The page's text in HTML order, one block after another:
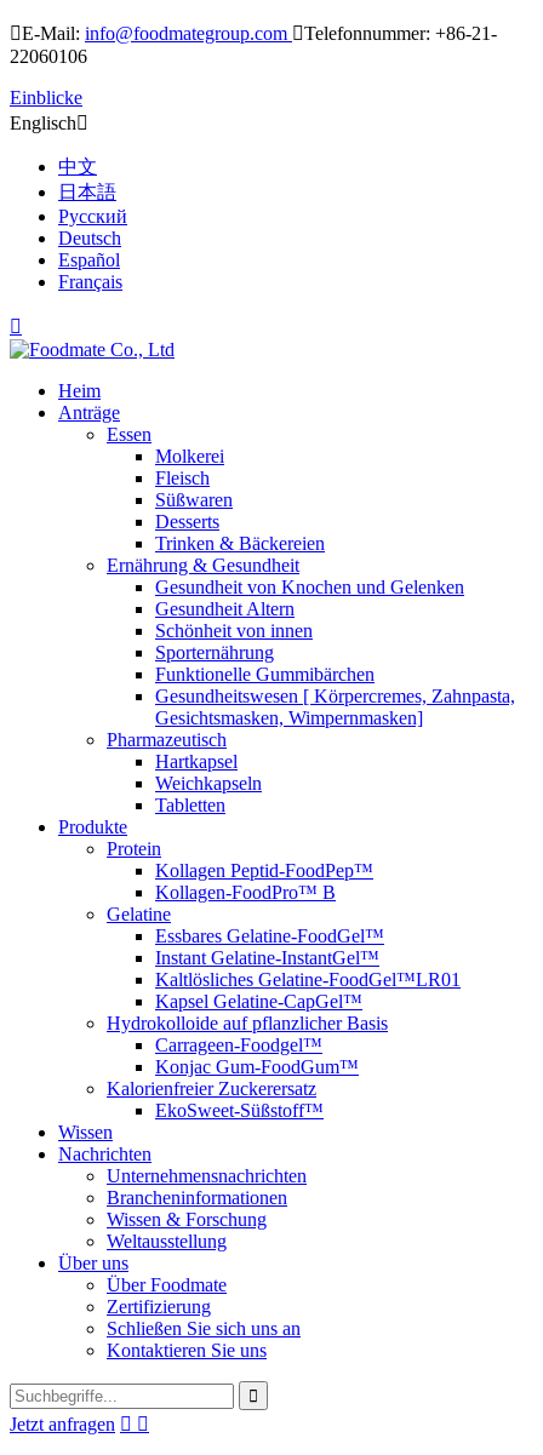
E-Mail: info@foodmategroup.com Telefonnummer: +86-21-
22060106
Einblicke
Englisch
中文
日本語
Русский
Deutsch
Español
Français

Heim
Anträge
Essen
Molkerei
Fleisch
Süßwaren
Desserts
Trinken & Bäckereien
Ernährung & Gesundheit
Gesundheit von Knochen und Gelenken
Gesundheit Altern
Schönheit von innen
Sporternährung
Funktionelle Gummibärchen
Gesundheitswesen [ Körpercremes, Zahnpasta,
Gesichtsmasken, Wimpernmasken]
Pharmazeutisch
Hartkapsel
Weichkapseln
Tabletten
Produkte
Protein
Kollagen Peptid-FoodPep™
Kollagen-FoodPro™ B
Gelatine
Essbares Gelatine-FoodGel™
Instant Gelatine-InstantGel™
Kaltlösliches Gelatine-FoodGel™LR01
Kapsel Gelatine-CapGel™
Hydrokolloide auf pflanzlicher Basis
Carrageen-Foodgel™
Konjac Gum-FoodGum™
Kalorienfreier Zuckerersatz
EkoSweet-Süßstoff™
Wissen
Nachrichten
Unternehmensnachrichten
Brancheninformationen
Wissen & Forschung
Weltausstellung
Über uns
Über Foodmate
Zertifizierung
Schließen Sie sich uns an
Kontaktieren Sie uns
Jetzt anfragen  